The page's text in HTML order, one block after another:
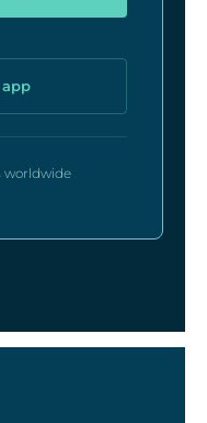
worldwide